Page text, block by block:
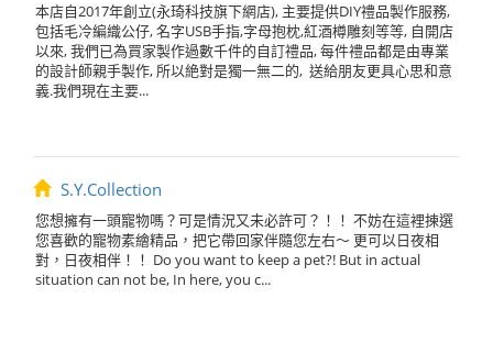
本店自2017年創立(永琦科技旗下網店), 主要提供DIY禮品製作服務,
包括毛冷編織公仔, 名字USB手指,字母抱枕,紅酒樽雕刻等等, 自開店
以來, 我們已為買家製作過數千件的自訂禮品, 每件禮品都是由專業
的設計師親手製作, 所以絶對是獨一無二的, 送給朋友更具心思和意
義.我們現在主要...
S.Y.Collection
您想擁有一頭寵物嗎？可是情況又未必許可？！！ 不妨在這裡揀選
您喜歡的寵物素繪精品，把它帶回家伴隨您左右～ 更可以日夜相
對，日夜相伴！！ Do you want to keep a pet?! But in actual
situation can not be, In here, you c...